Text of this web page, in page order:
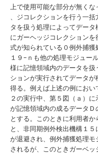
上で使用可能な部分が無く
、ジコレクションを行う一
タを扱う処理によってデー
にガーヘッジコレクション
式が知られている０例外捕
１９−ｎも他の処理モジュー
様に記憶領域内のデータを扱
ションが実行されてデータが
得る。例えば上述の例にお
２の実行中、第５図（ａ）
が記憶領域内の成るデータ
とする。このときに利用者
と、非同期例外検出機構１
が退避され、例外捕獲処理モ
されるが、このときガーベ